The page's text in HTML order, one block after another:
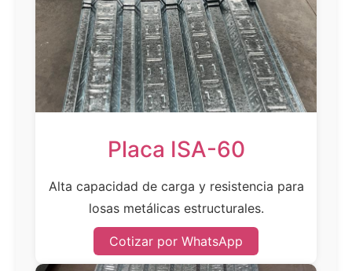
Placa ISA-60
Alta capacidad de carga y resistencia para
losas metálicas estructurales.
Cotizar por WhatsApp